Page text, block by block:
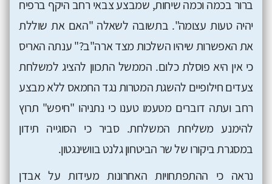
ברור בכמה וכמה שיחות, שמבצע צבאי רחב היקף ברפיח
יהיה טעות עצומה". בתשובה לשאלה "האם את שוללת
את האפשרות שיהיו השלכות מצד ארה"ב?" ענתה האריס
כי אין היא פוסלת כלום. הממשל התכוון להציג למשלחת
צעדים חילופיים להשגת המטרות נגד החמאס ללא מבצע
רחב ועתה דוברים מטעמו טענו כי נתניהו "חיפש" תרוץ
להימנע משליחת המשלחת. סביר כי הסוגייה תידון
במסגרת ביקורו של שר הביטחון גלנט בוושינגטון.
נראה כי ההתפתחויות האחרונות מעידות על אבדן